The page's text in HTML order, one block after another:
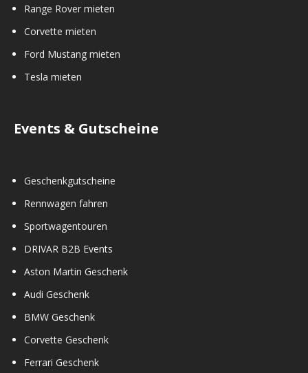
Range Rover mieten
Corvette mieten
Ford Mustang mieten
Tesla mieten
Events & Gutscheine
Geschenkgutscheine
Rennwagen fahren
Sportwagentouren
DRIVAR B2B Events
Aston Martin Geschenk
Audi Geschenk
BMW Geschenk
Corvette Geschenk
Ferrari Geschenk